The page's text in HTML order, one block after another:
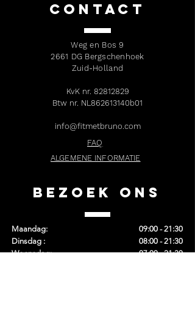
CONTACT
Weg en Bos 9
2661 DG Bergschenhoek
Zuid-Holland
KvK nr. 82812829
Btw nr. NL862613140b01
info@fitmetbruno.com
FAQ
ALGEMENE INFORMATIE
bezoek ons
Maandag:
Dinsdag :
Woensdag:
09:00 - 21:30
08:00 - 21:30
07:00 - 21:30